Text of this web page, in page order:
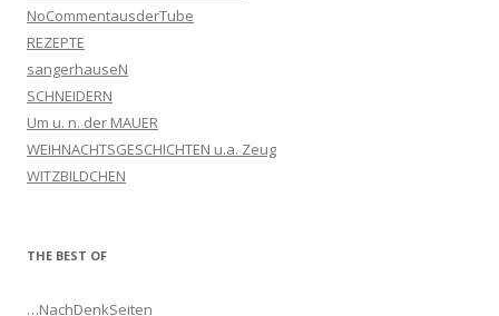
NoCommentausderTube
REZEPTE
sangerhauseN
SCHNEIDERN
Um u. n. der MAUER
WEIHNACHTSGESCHICHTEN u.a. Zeug
WITZBILDCHEN
THE BEST OF
…NachDenkSeiten